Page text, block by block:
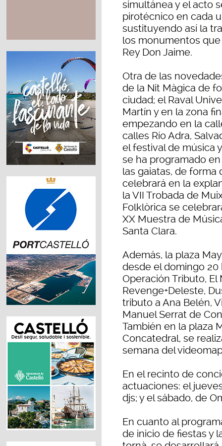
simultánea y el acto
pirotécnico en cada
sustituyendo así la
los monumentos
Rey Don Jaime.
Otra de las
de la Nit Màgica de
ciudad; el Raval
Martín y en la zona
empezando en la
calles Río Adra,
el festival de música
se ha programado
las gaiatas, de forma
celebrará en la
la VII Trobada de
Folklòrica se
XX Muestra de
Santa Clara.
Además, la plaza
desde el domingo 20
Operación Tributo,
Revenge+Deleste,
tributo a Ana Belén,
Manuel Serrat de
También en la plaza
Concatedral, se
semana del
En el recinto de
actuaciones: el
djs; y el sábado, de
En cuanto al
de inicio de fiestas y